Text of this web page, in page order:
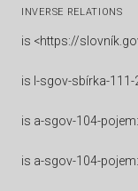
INVERSE RELATIONS
is <https://
is l-sgov-sbírka-
is a-sgov-104-pojem:
is a-sgov-104-pojem: